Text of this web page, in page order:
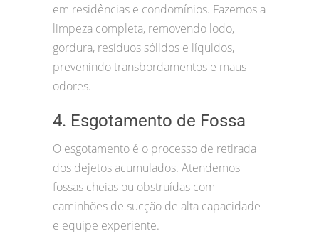
em residências e condomínios. Fazemos a
limpeza completa, removendo lodo,
gordura, resíduos sólidos e líquidos,
prevenindo transbordamentos e maus
odores.
4. Esgotamento de Fossa
O esgotamento é o processo de retirada
dos dejetos acumulados. Atendemos
fossas cheias ou obstruídas com
caminhões de sucção de alta capacidade
e equipe experiente.